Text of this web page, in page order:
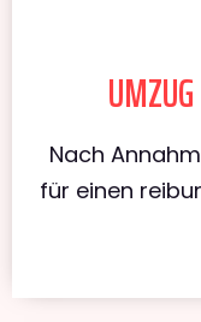
Nach
für einen